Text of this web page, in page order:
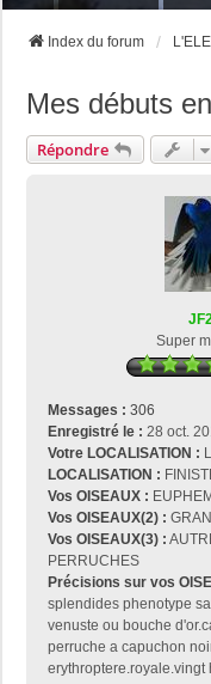
Index du forum
Mes débuts
Répondre
Super
Messages : 306
Enregistré le : 28 oct.
Votre LOCALISATION :
LOCALISATION :
Vos OISEAUX :
Vos OISEAUX(2) :
Vos OISEAUX(3) :
PERRUCHES
Précisions sur vos
splendides phenotype
venuste ou bouche
perruche a capuchon
erythroptere.royale.vingt